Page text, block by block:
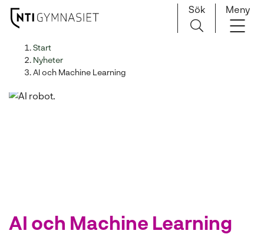
Huvudnavigation
Sök Meny
Start
Nyheter
AI och Machine Learning
AI och Machine Learning